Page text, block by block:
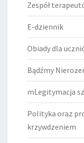
Zespół
E-dziennik
Obiady dla
Bądźmy
mLegitymacja
Polityka oraz
krzywdzeniem